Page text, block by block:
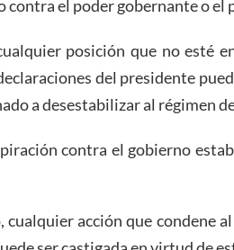
contra el poder gobernante o el
posición que no esté
del presidente
a desestabilizar al régimen
contra el gobierno
cualquier acción que condene